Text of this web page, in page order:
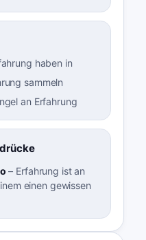
haben in
sammeln
an Erfahrung
– Erfahrung ist an
einen gewissen